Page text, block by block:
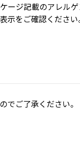
ジ記載のアレル
示をご確認ください
でご了承ください。